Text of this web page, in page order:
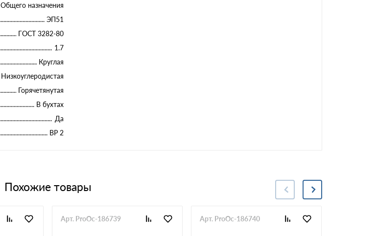
Общего назначения
ЭП51
ГОСТ 3282-80
1.7
Круглая
Низкоуглеродистая
Горячетянутая
В бухтах
Да
ВР 2
Похожие товары
Арт. ProOc-186739 Арт. ProOc-186740